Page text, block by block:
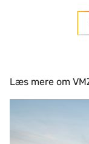
Læs mere om